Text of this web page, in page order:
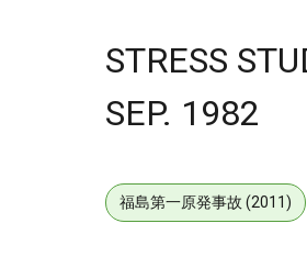
STRESS
SEP. 1982
福島第一原発事故 (2011)